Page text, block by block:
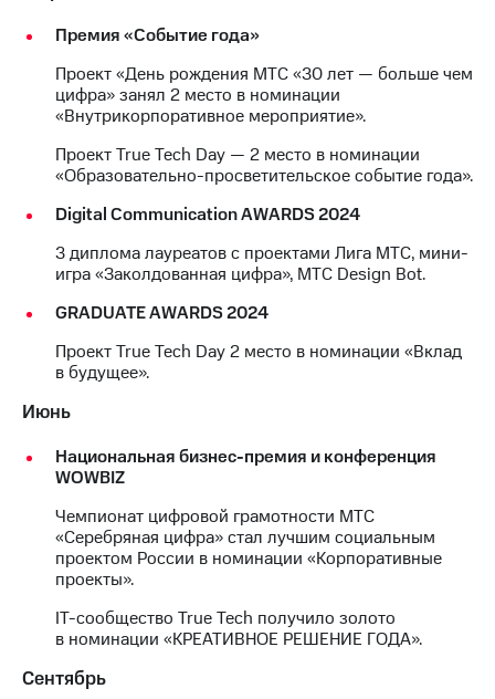
акций
Описание
Программа
приобретения
Порядок
выкупа
акций
Рынок
Описание
Уведомление
погашении
именных
Регистратор
Реквизиты
Контакты
развитие
деловая этика
На главную
Премия «Событие года»
Проект «День рождения МТС «30 лет — больше чем
цифра» занял 2 место в номинации
«Внутрикорпоративное мероприятие».
Проект True Tech Day — 2 место в номинации
«Образовательно-просветительское событие года».
Digital Communication AWARDS 2024
3 диплома лауреатов с проектами Лига МТС, мини-
игра «Заколдованная цифра», МТС Design Bot.
GRADUATE AWARDS 2024
Проект True Tech Day 2 место в номинации «Вклад
в будущее».
Июнь
Национальная бизнес-премия и конференция
WOWBIZ
Чемпионат цифровой грамотности МТС
«Серебряная цифра» стал лучшим социальным
проектом России в номинации «Корпоративные
проекты».
IT-сообщество True Tech получило золото
в номинации «КРЕАТИВНОЕ РЕШЕНИЕ ГОДА».
Сентябрь